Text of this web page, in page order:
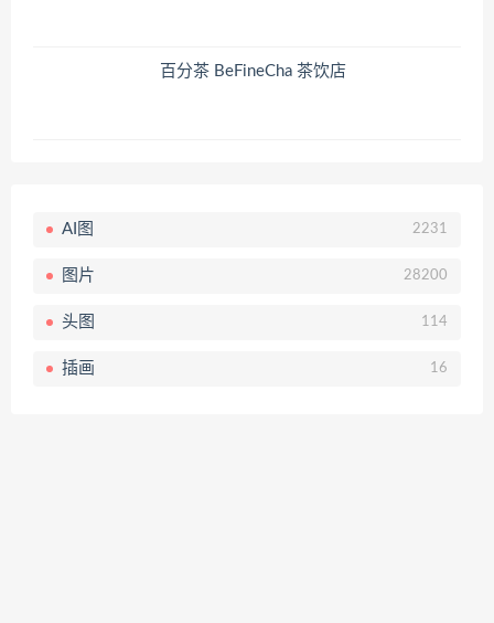
百分茶 BeFineCha 茶饮店
AI图 2231
图片 28200
头图 114
插画 16